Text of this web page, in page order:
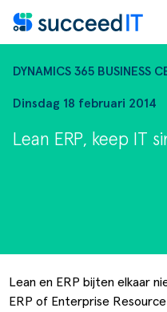
Blogs & Nieuws
DYNAMICS 365 BUSINESS
Dinsdag 18 februari 2014
Lean ERP, keep IT
Lean en ERP bijten elkaar
ERP of Enterprise